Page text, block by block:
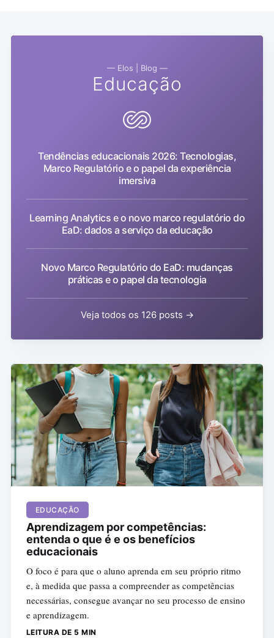
— Elos | Blog —
Educação
Tendências educacionais 2026: Tecnologias,
Marco Regulatório e o papel da experiência
imersiva
Learning Analytics e o novo marco regulatório do
EaD: dados a serviço da educação
Novo Marco Regulatório do EaD: mudanças
práticas e o papel da tecnologia
Veja todos os 126 posts →
EDUCAÇÃO
Aprendizagem por competências:
entenda o que é e os benefícios
educacionais
O foco é para que o aluno aprenda em seu próprio ritmo
e, à medida que passa a compreender as competências
necessárias, consegue avançar no seu processo de ensino
e aprendizagem.
LEITURA DE 5 MIN